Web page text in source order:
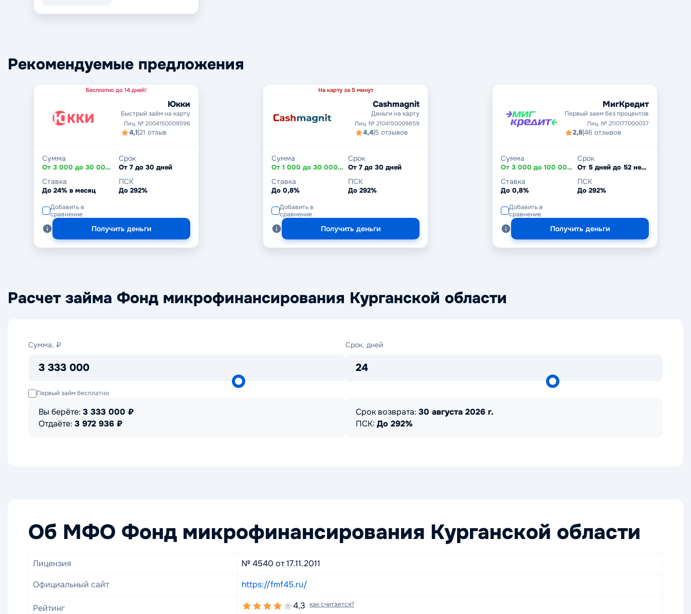
Рекомендуемые предложения
Бесплатно до 14 дней!
Юкки
Быстрый заём на карту
Лиц. № 2004150009596
4,1|21 отзыв
Сумма
От 3 000 до 30 000 ₽
Срок
От 7 до 30 дней
Ставка
До 24% в месяц
ПСК
До 292%
Добавить в
сравнение
Получить деньги
На карту за 5 минут
Cashmagnit
Деньги на карту
Лиц. № 2104150009659
4,4|5 отзывов
Сумма
От 1 000 до 30 000 ₽
Срок
От 7 до 30 дней
Ставка
До 0,8%
ПСК
До 292%
Добавить в
сравнение
Получить деньги
МигКредит
Первый заем без процентов
Лиц. № 2110177000037
2,8|46 отзывов
Сумма
От 3 000 до 100 000 ₽
Срок
От 5 дней до 52 недель
Ставка
До 0,8%
ПСК
До 292%
Добавить в
сравнение
Получить деньги
Расчет займа Фонд микрофинансирования Курганской области
Сумма, ₽
3 333 000
Сумма,
Срок, дней
24
Срок,
Первый займ бесплатно
Вы берёте: 3 333 000 ₽
Отдаёте: 3 972 936 ₽
Срок возврата: 30 августа 2026 г.
ПСК: До 292%
Об МФО Фонд микрофинансирования Курганской области
Лицензия
№ 4540 от 17.11.2011
Официальный сайт
https://fmf45.ru/
Рейтинг 4,3 как считается?